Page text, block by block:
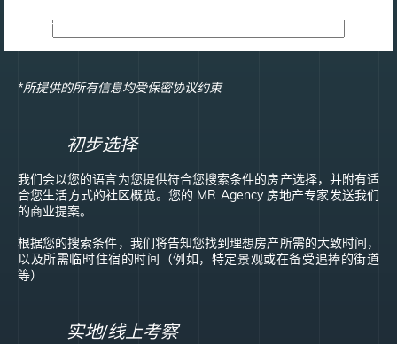
做进一步的了解。
*所提供的所有信息均受保密协议约束
初步选择
我们会以您的语言为您提供符合您搜索条件的房产选择，并附有适
合您生活方式的社区概览。 您的 MR Agency 房地产专家发送我们
的商业提案。
根据您的搜索条件，我们将告知您找到理想房产所需的大致时间，
以及所需临时住宿的时间（例如，特定景观或在备受追捧的街道
等）
实地/线上考察